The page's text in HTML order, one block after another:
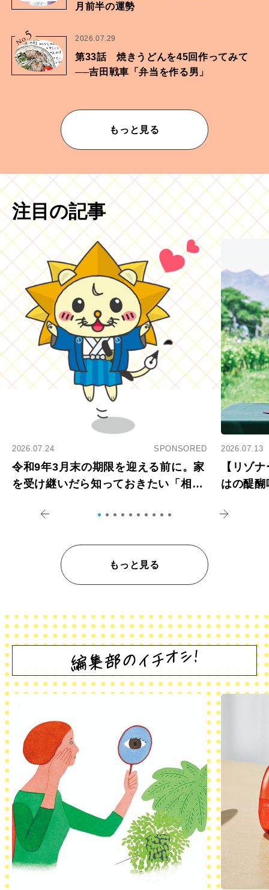
月前半の運勢
No.
5 2026.07.29
第33話 焼きうどんを45回作ってみて
──吉田戦車「弁当を作る男」
もっと見る
注目の記事
2026.07.24 SPONSORED
令和9年3月末の期限を迎える前に。家
を受け継いだら知っておきたい「相続
2026.07.13
【リゾ
はの醍
もっと見る